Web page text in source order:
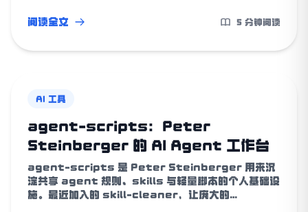
阅读全文 5 分钟阅读
AI 工具
agent-scripts：Peter
Steinberger 的 AI Agent 工作台
agent-scripts 是 Peter Steinberger 用来沉
淀共享 agent 规则、skills 与轻量脚本的个人基础设
施。最近加入的 skill-cleaner，让庞大的